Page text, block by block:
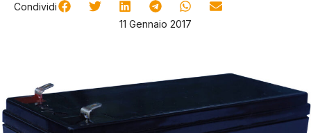
Condividi
11 Gennaio 2017